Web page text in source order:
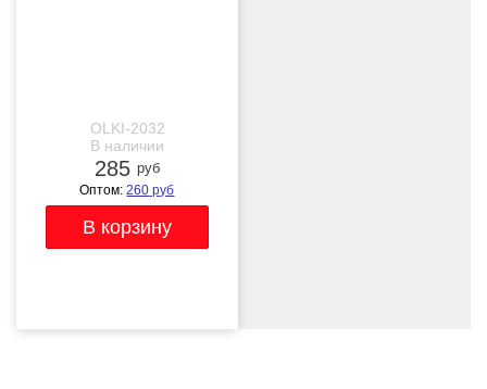
OLKI-2032
В наличии
285 руб
Оптом:260 руб